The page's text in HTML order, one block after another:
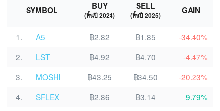
SYMBOL BUY
(สิ้นปี 2024)
SELL
(สิ้นปี 2025) GAIN
1. A5 ฿2.82 ฿1.85
-34.40%
2.
LST ฿4.92 ฿4.70
-4.47%
3.
MOSHI ฿43.25 ฿34.50
-20.23%
4.
SFLEX ฿2.86 ฿3.14
9.79%